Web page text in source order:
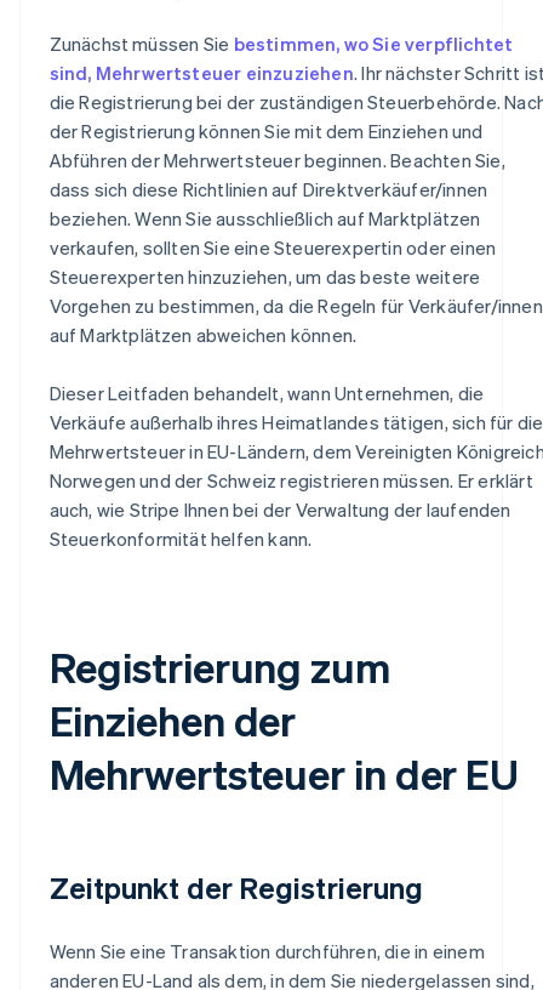
Zunächst müssen Sie bestimmen, wo Sie verpflichtet
sind, Mehrwertsteuer einzuziehen. Ihr nächster Schritt
die Registrierung bei der zuständigen Steuerbehörde.
der Registrierung können Sie mit dem Einziehen und
Abführen der Mehrwertsteuer beginnen. Beachten Sie,
dass sich diese Richtlinien auf Direktverkäufer/innen
beziehen. Wenn Sie ausschließlich auf Marktplätzen
verkaufen, sollten Sie eine Steuerexpertin oder einen
Steuerexperten hinzuziehen, um das beste weitere
Vorgehen zu bestimmen, da die Regeln für Verkäufer/innen
auf Marktplätzen abweichen können.
Dieser Leitfaden behandelt, wann Unternehmen, die
Verkäufe außerhalb ihres Heimatlandes tätigen, sich für die
Mehrwertsteuer in EU-Ländern, dem Vereinigten
Norwegen und der Schweiz registrieren müssen. Er erklärt
auch, wie Stripe Ihnen bei der Verwaltung der laufenden
Steuerkonformität helfen kann.
Registrierung zum
Einziehen der
Mehrwertsteuer in der EU
Zeitpunkt der Registrierung
Wenn Sie eine Transaktion durchführen, die in einem
anderen EU-Land als dem, in dem Sie niedergelassen sind,